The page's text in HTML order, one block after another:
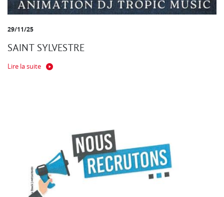
29/11/25
SAINT SYLVESTRE
Lire la suite